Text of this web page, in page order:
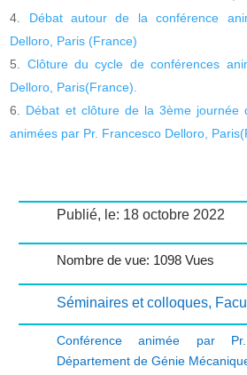
Débat autour de la conférence
Delloro, Paris (France)
Clôture du cycle de conférences
Delloro, Paris(France).
Débat et clôture de la 3ème journée
animées par Pr. Francesco Delloro,
Publié, le: 18 octobre 2022
Nombre de vue: 1098 Vues
Séminaires et colloques,
Conférence animée par
Département de Génie